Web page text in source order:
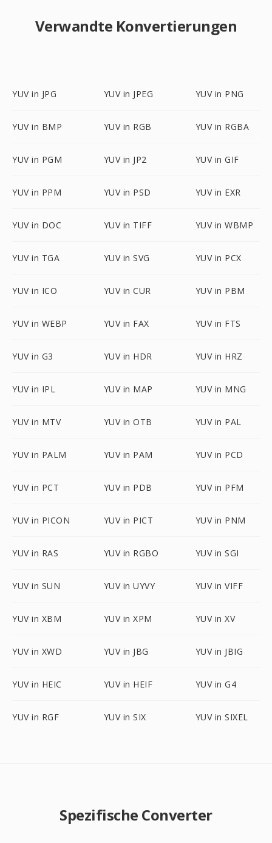
Verwandte Konvertierungen
YUV in JPG YUV in JPEG YUV in PNG
YUV in BMP YUV in RGB YUV in RGBA
YUV in PGM YUV in JP2 YUV in GIF
YUV in PPM YUV in PSD YUV in EXR
YUV in DOC YUV in TIFF YUV in WBMP
YUV in TGA YUV in SVG YUV in PCX
YUV in ICO YUV in CUR YUV in PBM
YUV in WEBP YUV in FAX YUV in FTS
YUV in G3 YUV in HDR YUV in HRZ
YUV in IPL YUV in MAP YUV in MNG
YUV in MTV YUV in OTB YUV in PAL
YUV in PALM YUV in PAM YUV in PCD
YUV in PCT YUV in PDB YUV in PFM
YUV in PICON YUV in PICT YUV in PNM
YUV in RAS YUV in RGBO YUV in SGI
YUV in SUN YUV in UYVY YUV in VIFF
YUV in XBM YUV in XPM YUV in XV
YUV in XWD YUV in JBG YUV in JBIG
YUV in HEIC YUV in HEIF YUV in G4
YUV in RGF YUV in SIX YUV in SIXEL
Spezifische Converter